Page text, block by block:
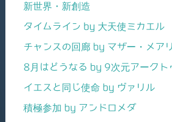
新世界・新創造
タイムライン by 大天使ミカエル
チャンスの回廊 by マザー・メア
8月はどうなる by 9次元アークト
イエスと同じ使命 by ヴァリル
積極参加 by アンドロメダ